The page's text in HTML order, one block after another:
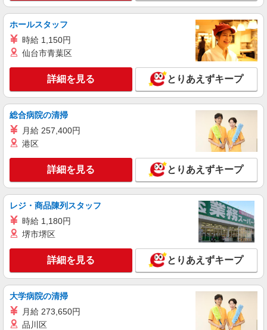
ホールスタッフ
時給 1,150円
仙台市青葉区
詳細を見る とりあえずキープ
総合病院の清掃
月給 257,400円
港区
詳細を見る とりあえずキープ
レジ・商品陳列スタッフ
時給 1,180円
堺市堺区
詳細を見る とりあえずキープ
大学病院の清掃
月給 273,650円
品川区